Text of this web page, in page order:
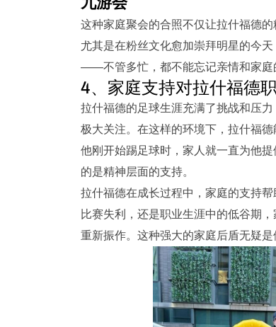
这种家庭聚会的合照不仅让拉什福德
尤其是在粉丝文化愈加崇拜明星的今
——不管多忙，都不能忘记亲情和家庭
4、家庭支持对拉什福德
拉什福德的足球生涯充满了挑战和压
极大关注。在这样的环境下，拉什福
他刚开始踢足球时，家人就一直为他
的是精神层面的支持。
拉什福德在成长过程中，家庭的支持
比赛失利，还是职业生涯中的低谷期
重新振作。这种强大的家庭后盾无疑是